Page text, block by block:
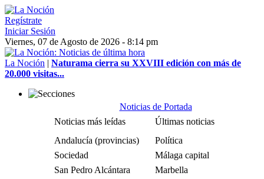
Regístrate
Iniciar Sesión
Viernes, 07 de Agosto de 2026 - 8:14 pm
La Noción | Naturama cierra su XXVIII edición con más de
20.000 visitas...
Noticias de Portada
Noticias más leídas
Últimas noticias
Andalucía (provincias)
Política
Sociedad
Málaga capital
San Pedro Alcántara
Marbella